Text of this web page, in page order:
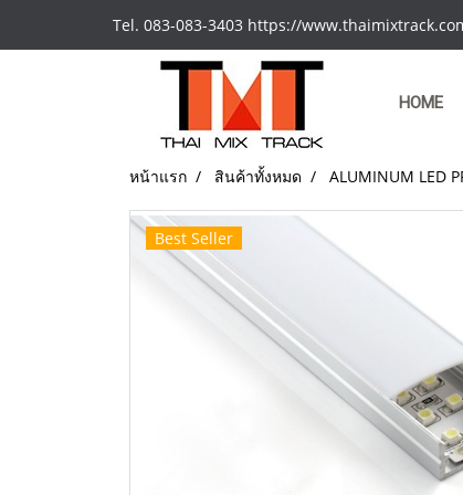
Tel. 083-083-3403 https://
HOME
หน้าแรก สินค้าทั้งหมด ALUMINUM LED
Best Seller